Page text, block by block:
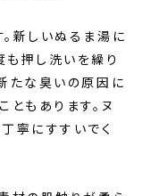
新しいぬるま湯に
押し洗いを繰り
たな臭いの原因に
ともあります。ヌ
寧にすすいでく